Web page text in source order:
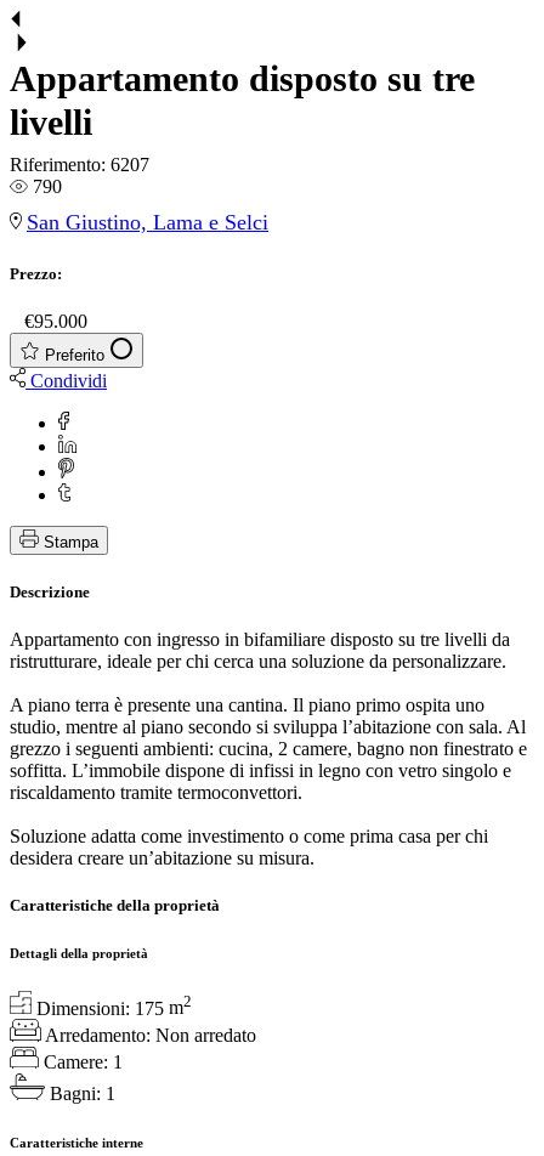
Appartamento disposto su tre
livelli
Riferimento: 6207
790
San Giustino, Lama e Selci
Prezzo:
€95.000
Preferito
Condividi
Stampa
Descrizione
Appartamento con ingresso in bifamiliare disposto su tre livelli da
ristrutturare, ideale per chi cerca una soluzione da personalizzare.
A piano terra è presente una cantina. Il piano primo ospita uno
studio, mentre al piano secondo si sviluppa l’abitazione con sala. Al
grezzo i seguenti ambienti: cucina, 2 camere, bagno non finestrato e
soffitta. L’immobile dispone di infissi in legno con vetro singolo e
riscaldamento tramite termoconvettori.
Soluzione adatta come investimento o come prima casa per chi
desidera creare un’abitazione su misura.
Caratteristiche della proprietà
Dettagli della proprietà
Dimensioni: 175m2
Arredamento: Non arredato
Camere: 1
Bagni: 1
Caratteristiche interne